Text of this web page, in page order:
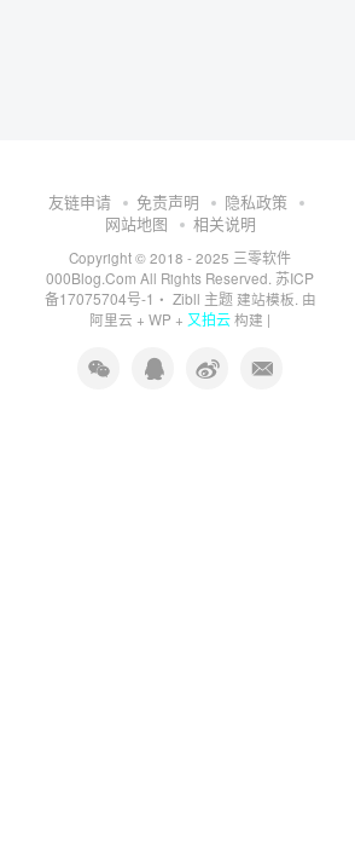
友链申请 免责声明
隐私政策
网站地图
相关说明
Copyright © 2018 - 2025 三零软件
000Blog.Com All Rights Reserved. 苏ICP
备17075704号-1 ・ Zibll 主题建站模板. 由
阿里云 + WP + 又拍云构建 |